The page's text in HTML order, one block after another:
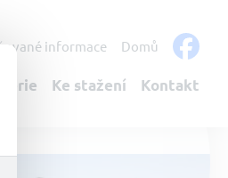
informace Domů
Ke stažení Kontakt